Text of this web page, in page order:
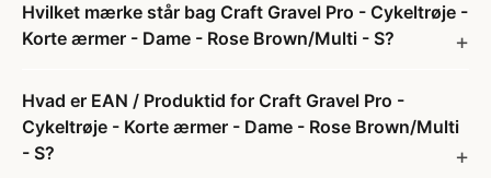
Hvilket mærke står bag Craft Gravel Pro - Cykeltrøje -
Korte ærmer - Dame - Rose Brown/Multi - S?
Hvad er EAN / Produktid for Craft Gravel Pro -
Cykeltrøje - Korte ærmer - Dame - Rose Brown/Multi
- S?